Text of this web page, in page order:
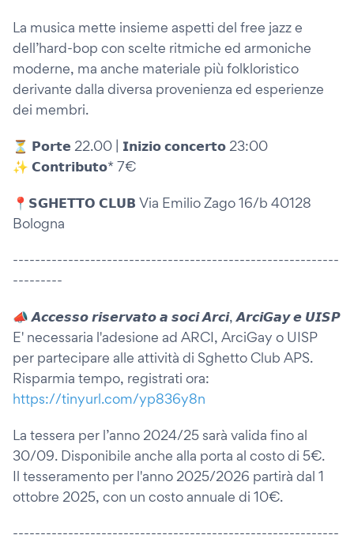
La musica mette insieme aspetti del free jazz e
dell’hard-bop con scelte ritmiche ed armoniche
moderne, ma anche materiale più folkloristico
derivante dalla diversa provenienza ed esperienze
dei membri.
⏳ 𝗣𝗼𝗿𝘁𝗲 22.00 | 𝗜𝗻𝗶𝘇𝗶𝗼 𝗰𝗼𝗻𝗰𝗲𝗿𝘁𝗼 23:00
✨ 𝗖𝗼𝗻𝘁𝗿𝗶𝗯𝘂𝘁𝗼* 7€
📍𝗦𝗚𝗛𝗘𝗧𝗧𝗢 𝗖𝗟𝗨𝗕 Via Emilio Zago 16/b 40128
Bologna
-----------------------------------------------------------
---------
📣 𝘼𝙘𝙘𝙚𝙨𝙨𝙤 𝙧𝙞𝙨𝙚𝙧𝙫𝙖𝙩𝙤 𝙖 𝙨𝙤𝙘𝙞 𝘼𝙧𝙘𝙞, 𝘼𝙧𝙘𝙞𝙂𝙖𝙮 𝙚 𝙐𝙄𝙎𝙋
E' necessaria l'adesione ad ARCI, ArciGay o UISP
per partecipare alle attività di Sghetto Club APS.
Risparmia tempo, registrati ora:
https://tinyurl.com/yp836y8n
La tessera per l’anno 2024/25 sarà valida fino al
30/09. Disponibile anche alla porta al costo di 5€.
Il tesseramento per l'anno 2025/2026 partirà dal 1
ottobre 2025, con un costo annuale di 10€.
-----------------------------------------------------------